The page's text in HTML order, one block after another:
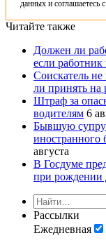
данных и соглашаетесь с
Читайте также
Должен ли
если работник
Соискатель
ли принять на
Штраф за
водителям 6
Бывшую
иностранного
августа
В Госдуме
при рождении
Рассылки
Ежедневная